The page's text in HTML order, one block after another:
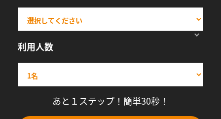
利用人数
あと１ステップ！簡単30秒！